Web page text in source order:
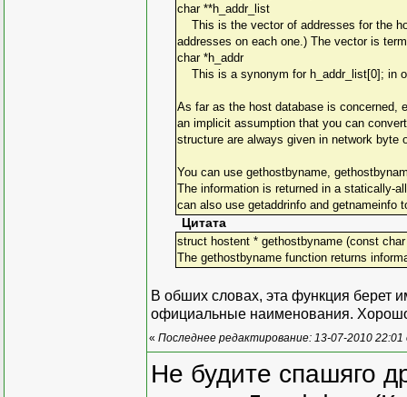
char **h_addr_list
This is the vector of addresses for the
addresses on each one.) The vector is
char *h_addr
This is a synonym for h_addr_list[0]; in
As far as the host database is concerned,
an implicit assumption that you can
structure are always given in network byte
You can use gethostbyname,
The information is returned in a statically-
can also use getaddrinfo and getnameinfo
Цитата
struct hostent * gethostbyname (const
The gethostbyname function returns
В обших словах, эта функция берет
официальные наименования.
« Последнее редактирование: 13-07-2010
Не будите спашяго